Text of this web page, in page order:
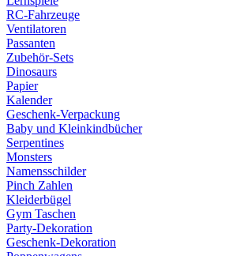
RC-Fahrzeuge
Ventilatoren
Passanten
Zubehör-Sets
Dinosaurs
Papier
Kalender
Geschenk-Verpackung
Baby und Kleinkindbücher
Serpentines
Monsters
Namensschilder
Pinch Zahlen
Kleiderbügel
Gym Taschen
Party-Dekoration
Geschenk-Dekoration